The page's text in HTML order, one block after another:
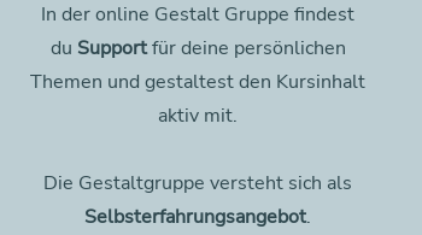
In der online Gestalt Gruppe findest
du Supportfür deine persönlichen
Themen und gestaltest den Kursinhalt
aktiv mit.
Die Gestaltgruppe versteht sich als
Selbsterfahrungsangebot.